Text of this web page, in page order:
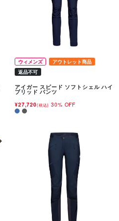
ウィメンズ
アウトレット商品
返品不可
アイガー スピード ソフトシェル ハイ
ブリッド パンツ
¥27,720(税込) 30% OFF